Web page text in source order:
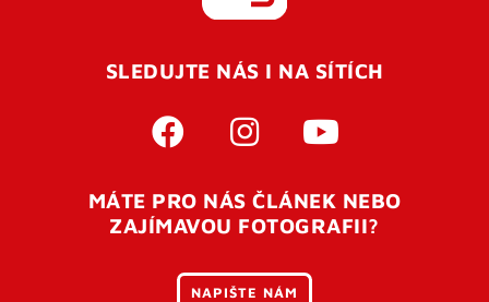
SLEDUJTE NÁS I NA SÍTÍCH
MÁTE PRO NÁS ČLÁNEK NEBO
ZAJÍMAVOU FOTOGRAFII?
NAPIŠTE NÁM